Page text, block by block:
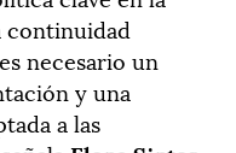
continuidad
necesario un
y una
a las